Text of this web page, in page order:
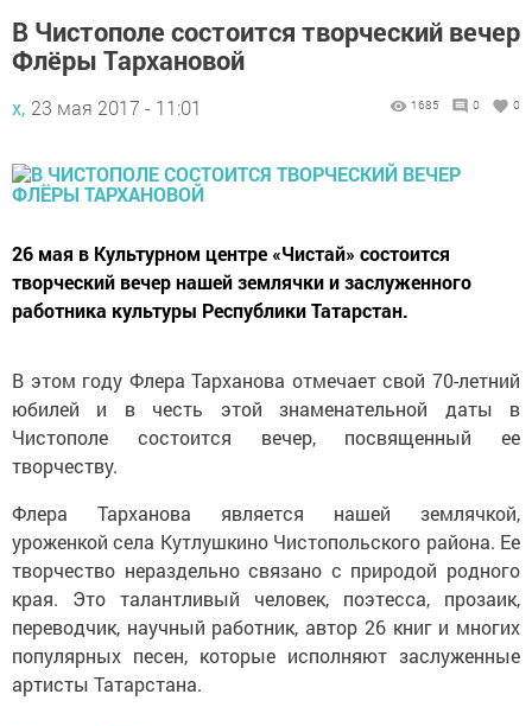
В Чистополе состоится творческий вечер
Флёры Тархановой
х, 23 мая 2017 - 11:01 1685 0 0
26 мая в Культурном центре «Чистай» состоится
творческий вечер нашей землячки и заслуженного
работника культуры Республики Татарстан.
В этом году Флера Тарханова отмечает свой 70-летний
юбилей и в честь этой знаменательной даты в
Чистополе состоится вечер, посвященный ее
творчеству.
Флера Тарханова является нашей землячкой,
уроженкой села Кутлушкино Чистопольского района. Ее
творчество нераздельно связано с природой родного
края. Это талантливый человек, поэтесса, прозаик,
переводчик, научный работник, автор 26 книг и многих
популярных песен, которые исполняют заслуженные
артисты Татарстана.